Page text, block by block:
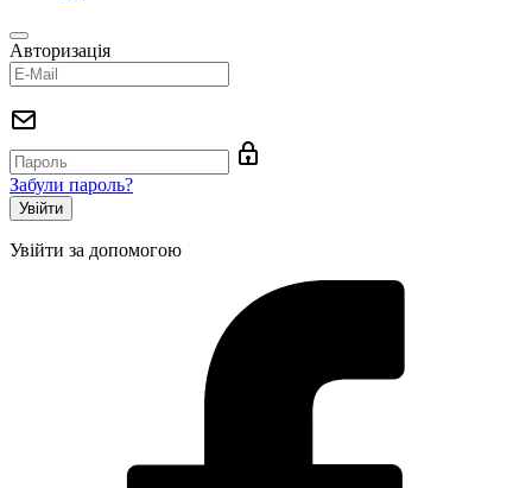
Авторизація
Забули пароль?
Увійти за допомогою